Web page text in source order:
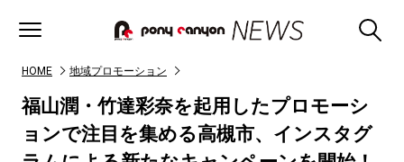
HOME 地域プロモーション
福山潤・竹達彩奈を起用したプロモーシ
ョンで注目を集める高槻市、インスタグ